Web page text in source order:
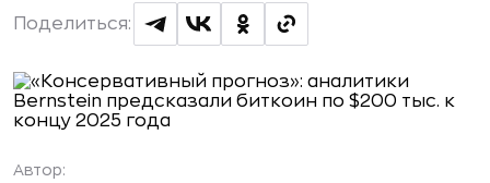
Поделиться:
Автор: